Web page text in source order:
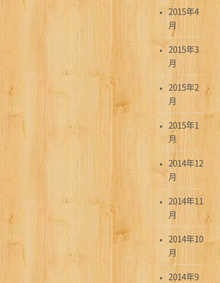
2015年4
月
2015年3
月
2015年2
月
2015年1
月
2014年12
月
2014年11
月
2014年10
月
2014年9